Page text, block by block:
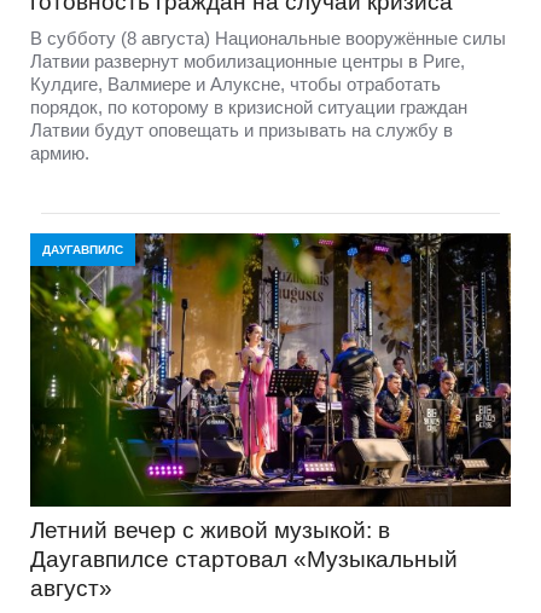
В субботу (8 августа) Национальные вооружённые силы
Латвии развернут мобилизационные центры в Риге,
Кулдиге, Валмиере и Алуксне, чтобы отработать
порядок, по которому в кризисной ситуации граждан
Латвии будут оповещать и призывать на службу в
армию.
ДАУГАВПИЛС
Летний вечер с живой музыкой: в
Даугавпилсе стартовал «Музыкальный
август»